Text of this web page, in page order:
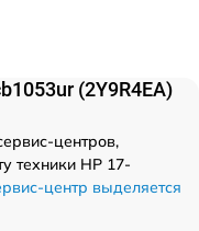
(2Y9R4EA)
центров,
техники HP 17-
центр выделяется